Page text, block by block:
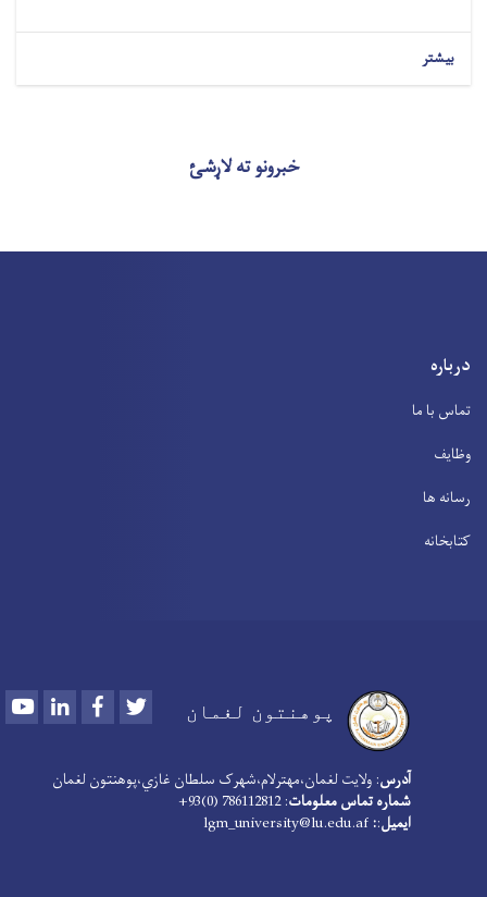
بیشتر
خبرونو ته لاړشئ
درباره
تماس با ما
وظایف
رسانه ها
کتابخانه
پوهنتون لغمان YoutubeLinkedInFacebook
آدرس: ولایت لغمان،مهترلام،شهرک سلطان غازي،پوهنتون لغمان
شماره تماس معلومات: 786112812 (0)93+
ایمیل:
: